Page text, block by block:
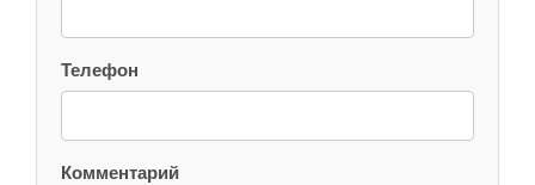
Телефон
Комментарий